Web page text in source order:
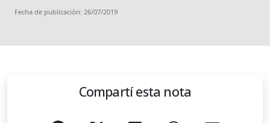
Fecha de publicación: 26/07/2019
Compartí esta nota